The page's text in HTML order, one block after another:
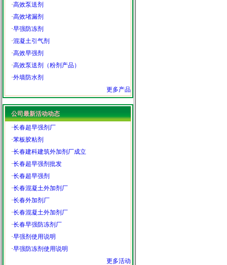
·高效泵送剂
·高效堵漏剂
·早强防冻剂
·混凝土引气剂
·高效早强剂
·高效泵送剂（粉剂产品）
·外墙防水剂
更多产品
公司最新活动动态
·长春超早强剂厂
·苯板胶粘剂
·长春建科建筑外加剂厂成立
·长春超早强剂批发
·长春超早强剂
·长春混凝土外加剂厂
·长春外加剂厂
·长春混凝土外加剂厂
·长春早强防冻剂厂
·早强剂使用说明
·早强防冻剂使用说明
更多活动